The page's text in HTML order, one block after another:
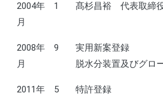
2004年 1
月
髙杉昌裕 代表取締
2008年 9
月
実用新案登録
脱水分装置及びグロ
2011年 5
特許登録